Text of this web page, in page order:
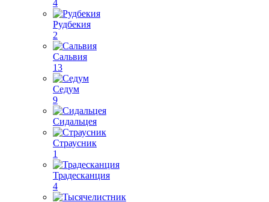
4
Рудбекия
2
Сальвия
13
Седум
9
Сидальцея
Страусник
1
Традесканция
4